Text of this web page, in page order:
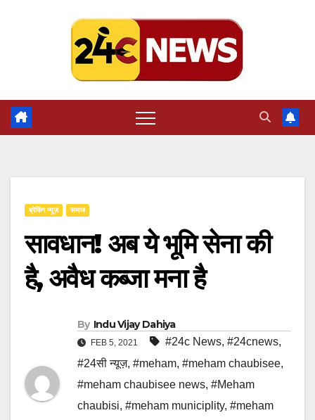
ब्रेकिंग न्यूज़ समाज
सावधान! अब ये भूमि सेना की
है, अवैध कब्जा मना है
By Indu Vijay Dahiya
FEB 5, 2021 #24c News, #24cnews,
#24सी न्यूज़, #meham, #meham chaubisee,
#meham chaubisee news, #Meham
chaubisi, #meham municiplity, #meham